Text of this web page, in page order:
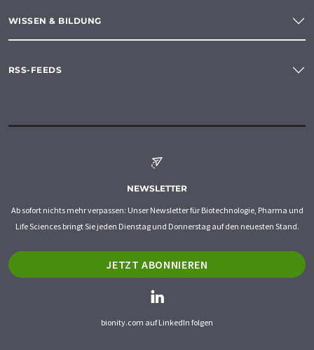
WISSEN & BILDUNG
RSS-FEEDS
NEWSLETTER
Ab sofort nichts mehr verpassen: Unser Newsletter für Biotechnologie, Pharma und
Life Sciences bringt Sie jeden Dienstag und Donnerstag auf den neuesten Stand.
JETZT ABONNIEREN
bionity.com auf LinkedIn folgen